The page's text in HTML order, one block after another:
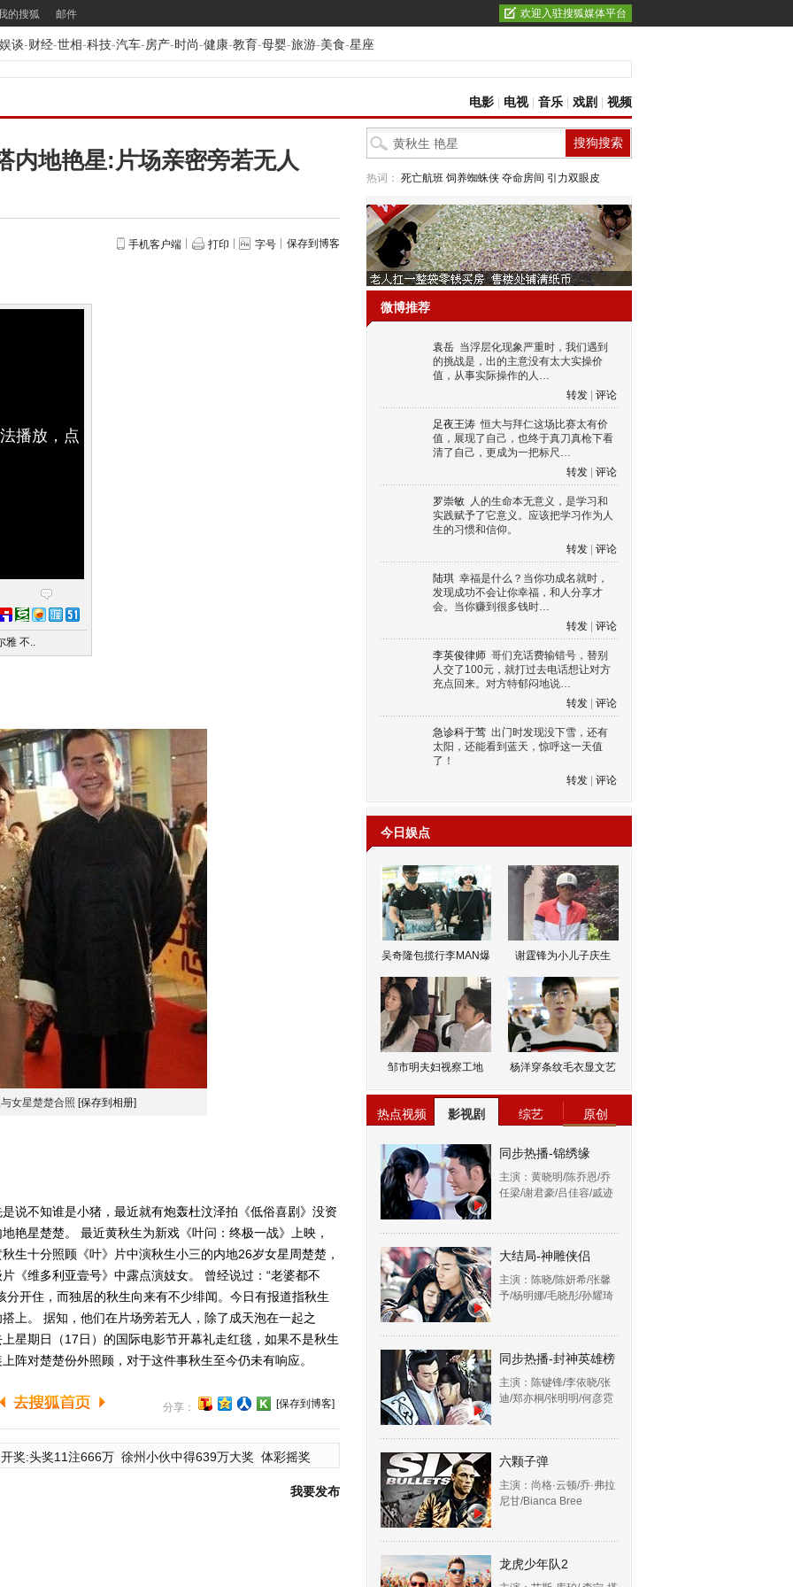
的搜狐 邮件 欢迎入驻搜狐媒体平台
娱谈-财经-世相-科技-汽车-房产-时尚-健康-教育-母婴-旅游-美食-星座
电影 电视| 音乐 戏剧 视频
内地艳星:片场亲密旁若无人
手机客户端 打印 字号 保存到博客
播放，点
雅 不..
女星楚楚合照 [保存到相册]
说不知谁是小猪，最近就有炮轰杜汶泽拍《低俗喜剧》没资
艳星楚楚。 最近黄秋生为新戏《叶问：终极一战》上映，
生十分照顾《叶》片中演秋生小三的内地26岁女星周楚楚，
《维多利亚壹号》中露点演妓女。 曾经说过：“老婆都不
分开住，而独居的秋生向来有不少绯闻。今日有报道指秋生
上。 据知，他们在片场旁若无人，除了成天泡在一起之
星期日（17日）的国际电影节开幕礼走红毯，如果不是秋生
阵对楚楚份外照顾，对于这件事秋生至今仍未有响应。
分享： [保存到博客]
奖:头奖11注666万 徐州小伙中得639万大奖 体彩摇奖
我要发布
热词： 死亡航班 饲养蜘蛛侠 夺命房间 引力双眼皮
微博推荐
袁岳 当浮层化现象严重时，我们遇到
的挑战是，出的主意没有太大实操价
值，从事实际操作的人…
转发
评论
足夜王涛 恒大与拜仁这场比赛太有价
值，展现了自己，也终于真刀真枪下看
清了自己，更成为一把标尺…
转发
评论
罗崇敏 人的生命本无意义，是学习和
实践赋予了它意义。应该把学习作为人
生的习惯和信仰。
转发
评论
陆琪 幸福是什么？当你功成名就时，
发现成功不会让你幸福，和人分享才
会。当你赚到很多钱时…
转发
评论
李英俊律师 哥们充话费输错号，替别
人交了100元，就打过去电话想让对方
充点回来。对方特郁闷地说…
转发
评论
急诊科于莺 出门时发现没下雪，还有
太阳，还能看到蓝天，惊呼这一天值
了！
转发
评论
今日娱点
吴奇隆包揽行李MAN爆 谢霆锋为小儿子庆生
邹市明夫妇视察工地 杨洋穿条纹毛衣显文艺
热点视频 影视剧 综艺 原创
同步热播-锦绣缘
主演：黄晓明/陈乔恩/乔
任梁/谢君豪/吕佳容/戚迹
大结局-神雕侠侣
主演：陈晓/陈妍希/张馨
予/杨明娜/毛晓彤/孙耀琦
同步热播-封神英雄榜
主演：陈键锋/李依晓/张
迪/郑亦桐/张明明/何彦霓
六颗子弹
主演：尚格·云顿/乔·弗拉
尼甘/Bianca Bree
龙虎少年队2